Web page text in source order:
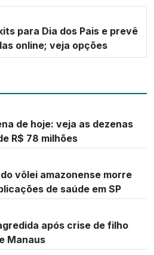
para Dia dos Pais e prevê
online; veja opções
de hoje: veja as dezenas
R$ 78 milhões
vôlei amazonense morre
de saúde em SP
após crise de filho
Manaus